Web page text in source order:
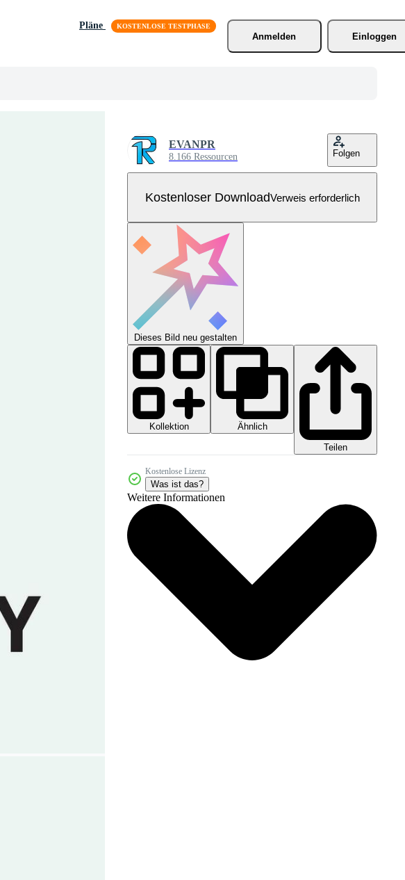
Pläne
Anmelden
Einloggen
EVANPR
8.166 Ressourcen Folgen
Kostenloser DownloadVerweis erforderlich
Dieses Bild neu gestalten
Kollektion
Ähnlich
Teilen
Kostenlose Lizenz
Was ist das?
Weitere Informationen